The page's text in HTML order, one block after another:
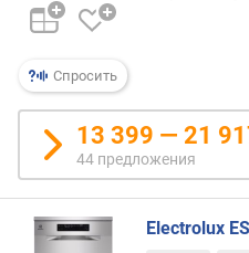
о
т
з
ы
в
а
м
п
Спросить
13 399 — 21
44 предложения
Electrolux